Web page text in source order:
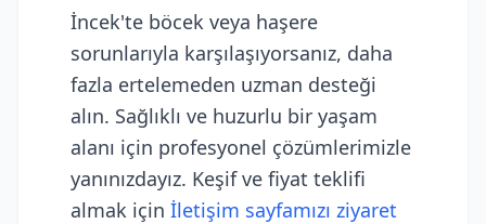
İncek'te böcek veya haşere
sorunlarıyla karşılaşıyorsanız, daha
fazla ertelemeden uzman desteği
alın. Sağlıklı ve huzurlu bir yaşam
alanı için profesyonel çözümlerimizle
yanınızdayız. Keşif ve fiyat teklifi
almak için İletişim sayfamızı ziyaret